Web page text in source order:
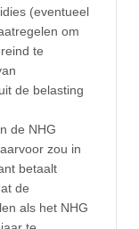
(eventueel
om
te
de belasting
de NHG
zou in
betaalt
de
als het NHG